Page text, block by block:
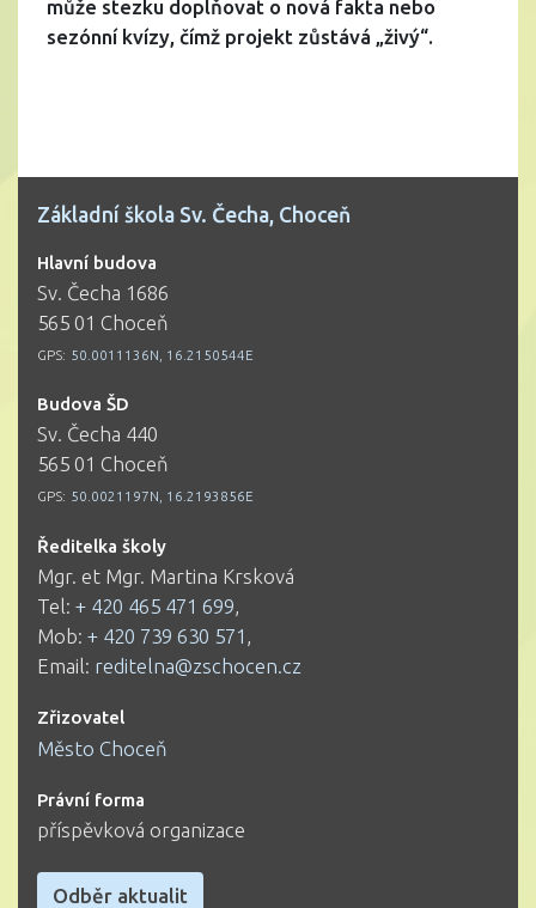
může stezku doplňovat o nová fakta nebo
sezónní kvízy, čímž projekt zůstává „živý“.
Základní škola Sv. Čecha, Choceň
Hlavní budova
Sv. Čecha 1686
565 01 Choceň
GPS: 50.0011136N, 16.2150544E
Budova ŠD
Sv. Čecha 440
565 01 Choceň
GPS: 50.0021197N, 16.2193856E
Ředitelka školy
Mgr. et Mgr. Martina Krsková
Tel: + 420 465 471 699,
Mob: + 420 739 630 571 ,
Email: reditelna@zschocen.cz
Zřizovatel
Město Choceň
Právní forma
příspěvková organizace
Odběr aktualit